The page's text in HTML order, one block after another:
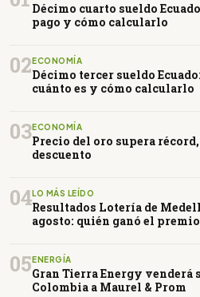
Décimo cuarto sueldo
pago y cómo calcularlo
02ECONOMÍA
Décimo tercer sueldo
cuánto es y cómo calcularlo
03ECONOMÍA
Precio del oro supera
descuento
04LO MÁS LEÍDO
Resultados Lotería de
agosto: quién ganó el
05ENERGÍA
Gran Tierra Energy venderá
Colombia a Maurel & Prom